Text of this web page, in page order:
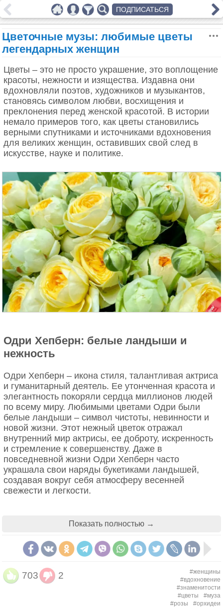
Цветочные музы: любимые цветы
легендарных женщин
Цветы – это не просто украшение, это воплощение
красоты, нежности и изящества. Издавна они
вдохновляли поэтов, художников и музыкантов,
становясь символом любви, восхищения и
преклонения перед женской красотой. В истории
немало примеров того, как цветы становились
верными спутниками и источниками вдохновения
для великих женщин, оставивших свой след в
искусстве, науке и политике.
Одри Хепберн: белые ландыши и
нежность
Одри Хепберн – икона стиля, талантливая актриса
и гуманитарный деятель. Ее утонченная красота и
элегантность покоряли сердца миллионов людей
по всему миру. Любимыми цветами Одри были
белые ландыши – символ чистоты, невинности и
новой жизни. Этот нежный цветок отражал
внутренний мир актрисы, ее доброту, искренность
и стремление к совершенству. Даже в
повседневной жизни Одри Хепберн часто
украшала свои наряды букетиками ландышей,
создавая вокруг себя атмосферу весенней
свежести и легкости.
Показать полностью →
703 2
#женщины
#вдохновение
#знаменитости
#цветы
#муза
#розы
#орхидеи
ПОДПИСАТЬСЯ